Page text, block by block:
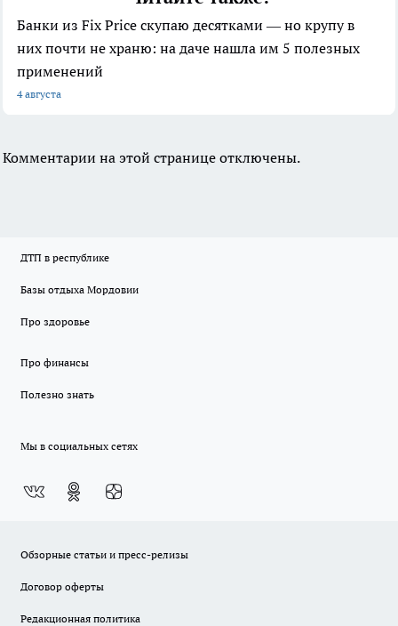
Банки из Fix Price скупаю десятками — но крупу в
них почти не храню: на даче нашла им 5 полезных
применений
4 августа
Комментарии на этой странице отключены.
ДТП в республике
Базы отдыха Мордовии
Про здоровье
Про финансы
Полезно знать
Мы в социальных сетях
Обзорные статьи и пресс-релизы
Договор оферты
Редакционная политика